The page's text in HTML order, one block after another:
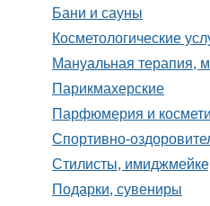
Бани и сауны
Косметологические
Мануальная терапия,
Парикмахерские
Парфюмерия и
Спортивно-
Стилисты,
Подарки, сувениры